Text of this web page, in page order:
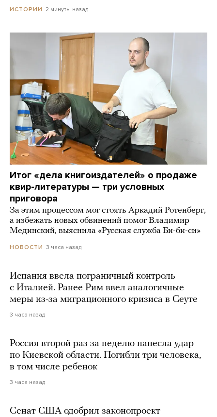
ИСТОРИИ 2 минуты назад
Итог «дела книгоиздателей» о продаже
квир-литературы — три условных
приговора
За этим процессом мог стоять Аркадий Ротенберг,
а избежать новых обвинений помог Владимир
Мединский, выяснила «Русская служба Би-би-си»
НОВОСТИ 3 часа назад
Испания ввела пограничный контроль
с Италией. Ранее Рим ввел аналогичные
меры из-за миграционного кризиса в Сеуте
3 часа назад
Россия второй раз за неделю нанесла удар
по Киевской области. Погибли три человека,
в том числе ребенок
3 часа назад
Сенат США одобрил законопроект